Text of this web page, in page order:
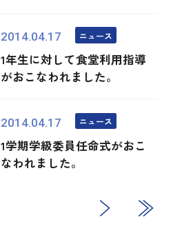
2014.04.17 ニュース
1年生に対して食堂利用指導
がおこなわれました。
2014.04.17 ニュース
1学期学級委員任命式がおこ
なわれました。